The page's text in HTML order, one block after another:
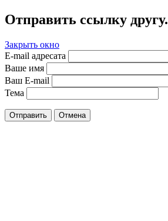
Отправить ссылку другу.
Закрыть окно
E-mail адресата
Ваше имя
Ваш E-mail
Тема
Отправить Отмена